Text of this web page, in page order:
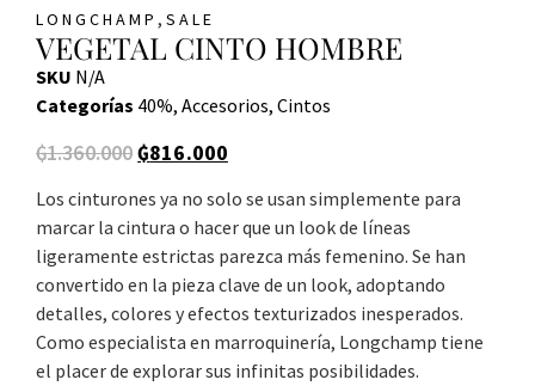
LONGCHAMP , SALE
VEGETAL CINTO HOMBRE
SKU N/A
Categorías 40%, Accesorios, Cintos
₲1.360.000₲816.000
Los cinturones ya no solo se usan simplemente para
marcar la cintura o hacer que un look de líneas
ligeramente estrictas parezca más femenino. Se han
convertido en la pieza clave de un look, adoptando
detalles, colores y efectos texturizados inesperados.
Como especialista en marroquinería, Longchamp tiene
el placer de explorar sus infinitas posibilidades.